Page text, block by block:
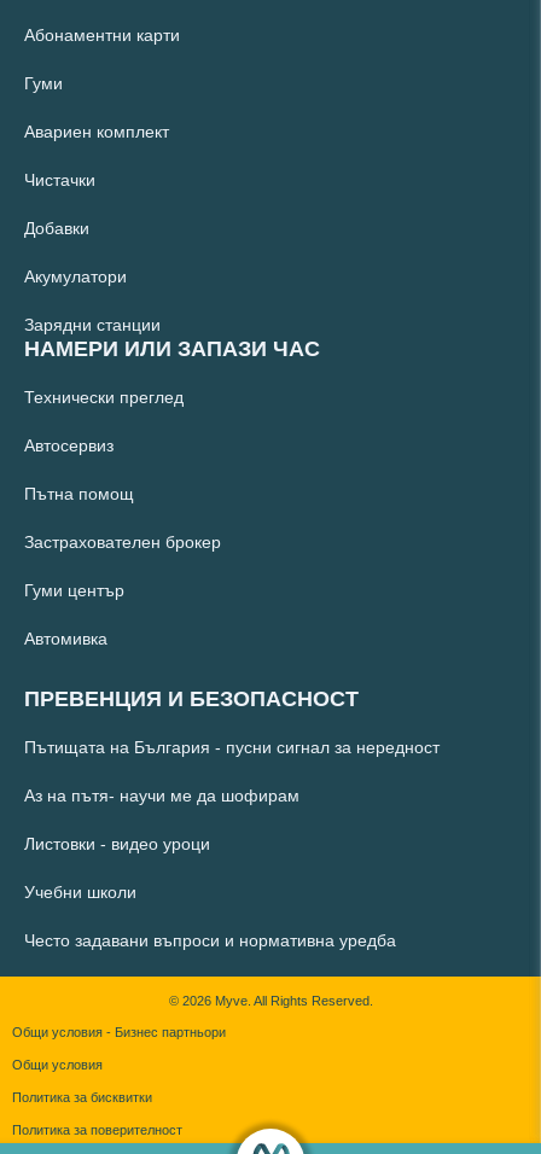
Абонаментни карти
Гуми
Авариен комплект
Чистачки
Добавки
Акумулатори
Зарядни станции
НАМЕРИ ИЛИ ЗАПАЗИ ЧАС
Технически преглед
Автосервиз
Пътна помощ
Застрахователен брокер
Гуми център
Автомивка
ПРЕВЕНЦИЯ И БЕЗОПАСНОСТ
Пътищата на България - пусни сигнал за нередност
Аз на пътя- научи ме да шофирам
Листовки - видео уроци
Учебни школи
Често задавани въпроси и нормативна уредба
© 2026 Myve. All Rights Reserved.
Общи условия - Бизнес партньори
Общи условия
Политика за бисквитки
Политика за поверителност